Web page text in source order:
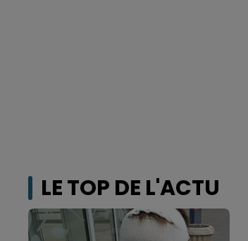
LE TOP DE L'ACTU